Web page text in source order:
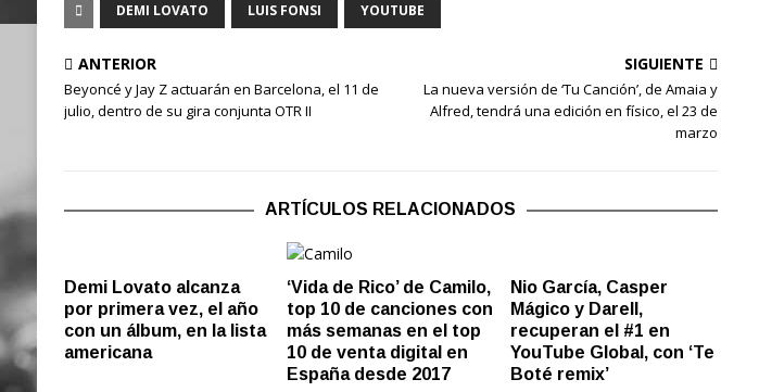
DEMI LOVATO LUIS FONSI YOUTUBE
ANTERIOR
Beyoncé y Jay Z actuarán en Barcelona, el 11 de
julio, dentro de su gira conjunta OTR II
SIGUIENTE
La nueva versión de ‘Tu Canción’, de Amaia y
Alfred, tendrá una edición en físico, el 23 de
marzo
ARTÍCULOS RELACIONADOS
Demi Lovato alcanza
por primera vez, el año
con un álbum, en la lista
americana
‘Vida de Rico’ de Camilo,
top 10 de canciones con
más semanas en el top
10 de venta digital en
España desde 2017
Nio García, Casper
Mágico y Darell,
recuperan el #1 en
YouTube Global, con ‘Te
Boté remix’